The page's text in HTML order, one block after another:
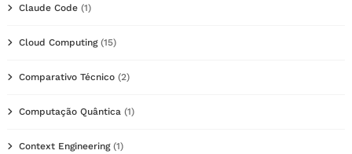
Claude Code (1)
Cloud Computing(15)
Comparativo Técnico (2)
Computação Quântica (1)
Context Engineering(1)